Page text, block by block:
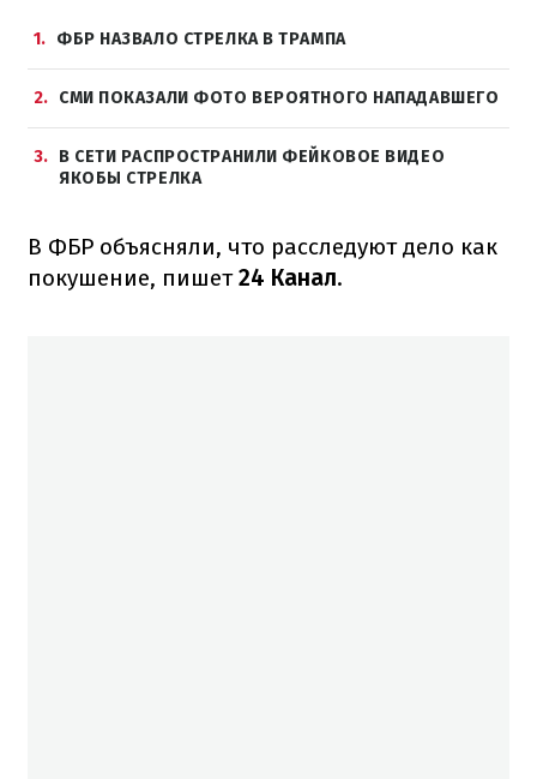
1 ФБР НАЗВАЛО СТРЕЛКА В ТРАМПА
2 СМИ ПОКАЗАЛИ ФОТО ВЕРОЯТНОГО НАПАДАВШЕГО
3
В СЕТИ РАСПРОСТРАНИЛИ ФЕЙКОВОЕ ВИДЕО
ЯКОБЫ СТРЕЛКА
В ФБР объясняли, что расследуют дело как
покушение, пишет24 Канал.